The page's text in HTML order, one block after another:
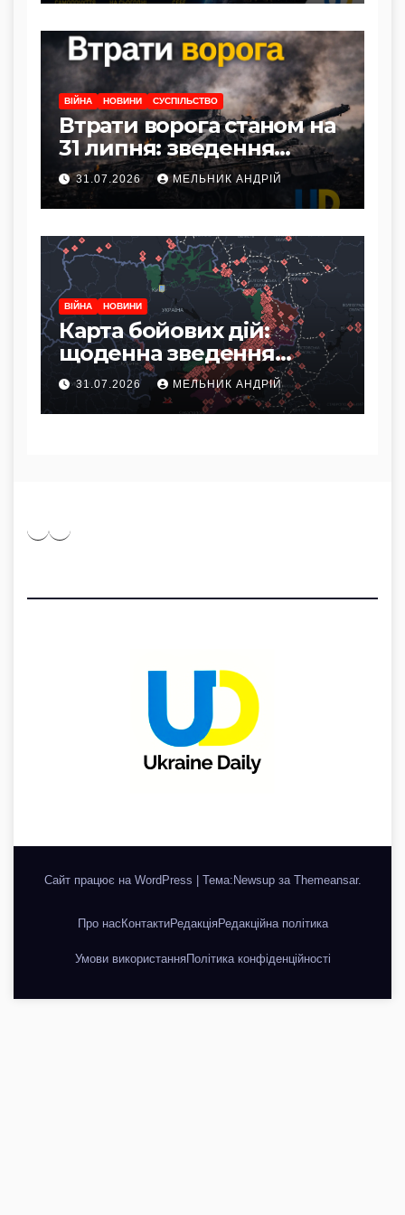
ВІЙНА НОВИНИ СУСПІЛЬСТВО
Втрати ворога станом на
31 липня: зведення
Генштабу ЗСУ
31.07.2026 МЕЛЬНИК АНДРІЙ
ВІЙНА НОВИНИ
Карта бойових дій:
щоденна зведення
фронту станом на 31
липня
31.07.2026 МЕЛЬНИК АНДРІЙ
Pinterest
Medium
Telegram
Сайт працює на WordPress Тема:Newsup за Themeansar.
Про нас КонтактиРедакціяРедакційна політика
Умови використанняПолітика конфіденційності